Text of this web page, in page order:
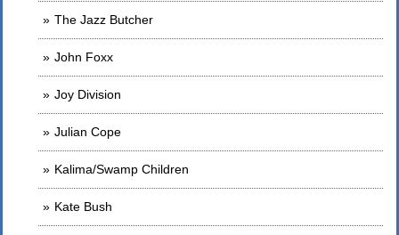
The Jazz Butcher
John Foxx
Joy Division
Julian Cope
Kalima/Swamp Children
Kate Bush